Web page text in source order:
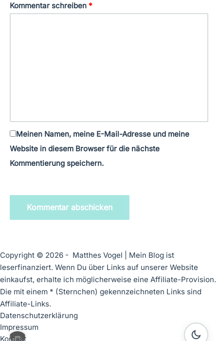
Kommentar schreiben *
Meinen Namen, meine E-Mail-Adresse und meine
Website in diesem Browser für die nächste
Kommentierung speichern.
Kommentar abschicken
Copyright © 2026 - Matthes Vogel | Mein Blog ist
leserfinanziert. Wenn Du über Links auf unserer Website
einkaufst, erhalte ich möglicherweise eine Affiliate-Provision.
Die mit einem * (Sternchen) gekennzeichneten Links sind
Affiliate-Links.
Datenschutzerklärung
Impressum
Kontakt